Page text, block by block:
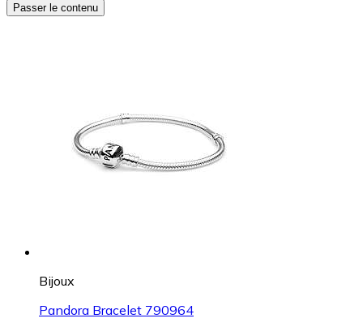
Passer le contenu
Bijoux
Pandora Bracelet 790964